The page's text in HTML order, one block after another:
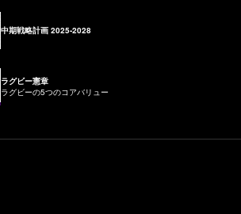
中期戦略計画 2025-2028
ラグビー憲章
ラグビーの5つのコアバリュー